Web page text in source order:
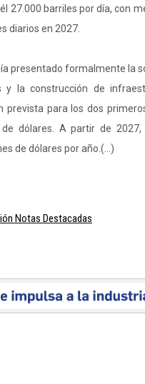
27.000 barriles por día, con
diarios en 2027.
presentado formalmente la
la construcción de
prevista para los dos
dólares. A partir de
de dólares por año.(...)
Notas Destacadas